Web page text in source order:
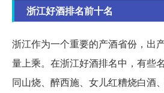
浙江好酒排名前十名
浙江作为一个重要的产酒省份，出
量上乘。在浙江好酒排名中，有些
同山烧、醉西施、女儿红糟烧白酒